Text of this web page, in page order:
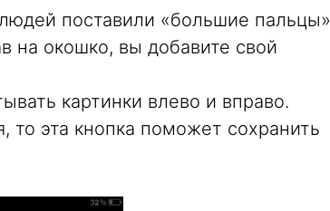
поставили «большие пальцы»
на окошко, вы добавите свой
картинки влево и вправо.
эта кнопка поможет сохранить